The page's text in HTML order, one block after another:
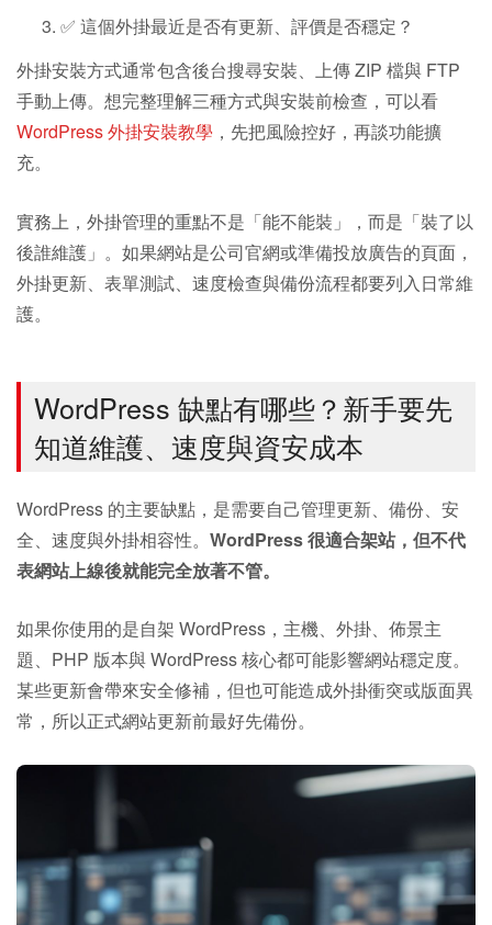
✅ 這個外掛最近是否有更新、評價是否穩定？
外掛安裝方式通常包含後台搜尋安裝、上傳 ZIP 檔與 FTP
手動上傳。想完整理解三種方式與安裝前檢查，可以看
WordPress 外掛安裝教學 ，先把風險控好，再談功能擴
充。
實務上，外掛管理的重點不是「能不能裝」，而是「裝了以
後誰維護」。如果網站是公司官網或準備投放廣告的頁面，
外掛更新、表單測試、速度檢查與備份流程都要列入日常維
護。
WordPress 缺點有哪些？新手要先
知道維護、速度與資安成本
WordPress 的主要缺點，是需要自己管理更新、備份、安
全、速度與外掛相容性。 WordPress 很適合架站，但不代
表網站上線後就能完全放著不管。
如果你使用的是自架 WordPress，主機、外掛、佈景主
題、PHP 版本與 WordPress 核心都可能影響網站穩定度。
某些更新會帶來安全修補，但也可能造成外掛衝突或版面異
常，所以正式網站更新前最好先備份。